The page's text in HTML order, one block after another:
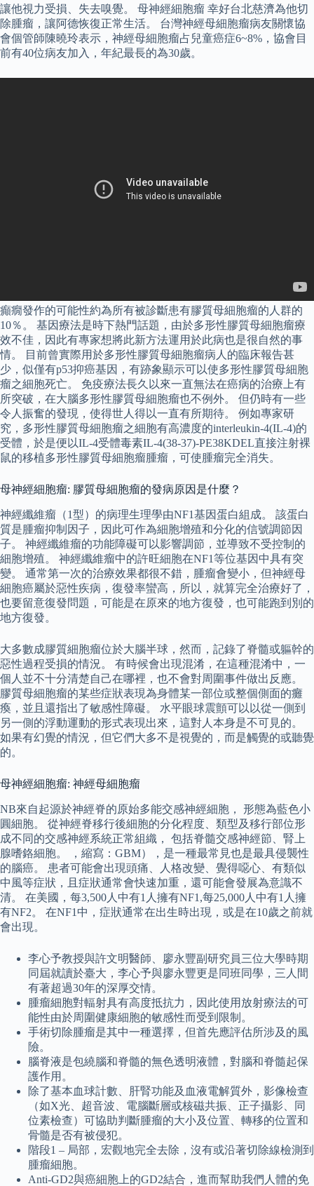
讓他視力受損、失去嗅覺。 母神經細胞瘤 幸好台北慈濟為他切
除腫瘤，讓阿德恢復正常生活。 台灣神經母細胞瘤病友關懷協
會個管師陳曉玲表示，神經母細胞瘤占兒童癌症6~8%，協會目
前有40位病友加入，年紀最長的為30歲。
癲癇發作的可能性約為所有被診斷患有膠質母細胞瘤的人群的
10％。 基因療法是時下熱門話題，由於多形性膠質母細胞瘤療
效不佳，因此有專家想將此新方法運用於此病也是很自然的事
情。 目前曾實際用於多形性膠質母細胞瘤病人的臨床報告甚
少，似僅有p53抑癌基因，有跡象顯示可以使多形性膠質母細胞
瘤之細胞死亡。 免疫療法長久以來一直無法在癌病的治療上有
所突破，在大腦多形性膠質母細胞瘤也不例外。 但仍時有一些
令人振奮的發現，使得世人得以一直有所期待。 例如專家研
究，多形性膠質母細胞瘤之細胞有高濃度的interleukin-4(IL-4)的
受體，於是便以IL-4受體毒素IL-4(38-37)-PE38KDEL直接注射裸
鼠的移植多形性膠質母細胞瘤腫瘤，可使腫瘤完全消失。
母神經細胞瘤: 膠質母細胞瘤的發病原因是什麼？
神經纖維瘤（1型）的病理生理學由NF1基因蛋白組成。 該蛋白
質是腫瘤抑制因子，因此可作為細胞增殖和分化的信號調節因
子。 神經纖維瘤的功能障礙可以影響調節，並導致不受控制的
細胞增殖。 神經纖維瘤中的許旺細胞在NF1等位基因中具有突
變。 通常第一次的治療效果都很不錯，腫瘤會變小，但神經母
細胞癌屬於惡性疾病，復發率蠻高，所以，就算完全治療好了，
也要留意復發問題，可能是在原來的地方復發，也可能跑到別的
地方復發。
大多數成膠質細胞瘤位於大腦半球，然而，記錄了脊髓或軀幹的
惡性過程受損的情況。 有時候會出現混淆，在這種混淆中，一
個人並不十分清楚自己在哪裡，也不會對周圍事件做出反應。
膠質母細胞瘤的某些症狀表現為身體某一部位或整個側面的癱
瘓，並且還指出了敏感性障礙。 水平眼球震顫可以以從一側到
另一側的浮動運動的形式表現出來，這對人本身是不可見的。
如果有幻覺的情況，但它們大多不是視覺的，而是觸覺的或聽覺
的。
母神經細胞瘤: 神經母細胞瘤
NB來自起源於神經脊的原始多能交感神經細胞， 形態為藍色小
圓細胞。 從神經脊移行後細胞的分化程度、類型及移行部位形
成不同的交感神經系統正常組織， 包括脊髓交感神經節、腎上
腺嗜鉻細胞。 ，縮寫：GBM），是一種最常見也是最具侵襲性
的腦癌。 患者可能會出現頭痛、人格改變、覺得噁心、有類似
中風等症狀，且症狀通常會快速加重，還可能會發展為意識不
清。 在美國，每3,500人中有1人擁有NF1,每25,000人中有1人擁
有NF2。 在NF1中，症狀通常在出生時出現，或是在10歲之前就
會出現。
李心予教授與許文明醫師、廖永豐副研究員三位大學時期
同屆就讀於臺大，李心予與廖永豐更是同班同學，三人間
有著超過30年的深厚交情。
腫瘤細胞對輻射具有高度抵抗力，因此使用放射療法的可
能性由於周圍健康細胞的敏感性而受到限制。
手術切除腫瘤是其中一種選擇，但首先應評估所涉及的風
險。
腦脊液是包繞腦和脊髓的無色透明液體，對腦和脊髓起保
護作用。
除了基本血球計數、肝腎功能及血液電解質外，影像檢查
（如X光、超音波、電腦斷層或核磁共振、正子攝影、同
位素檢查）可協助判斷腫瘤的大小及位置、轉移的位置和
骨髓是否有被侵犯。
階段1 – 局部，宏觀地完全去除，沒有或沿著切除線檢測到
腫瘤細胞。
Anti-GD2與癌細胞上的GD2結合，進而幫助我們人體的免